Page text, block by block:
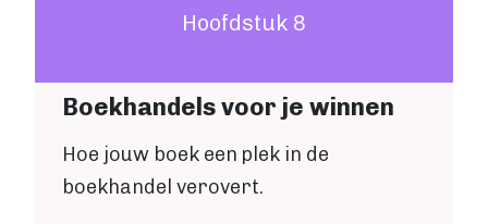
Hoofdstuk 8
Boekhandels voor je winnen
Hoe jouw boek een plek in de
boekhandel verovert.